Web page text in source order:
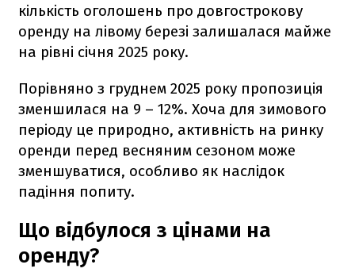
кількість оголошень про довгострокову
оренду на лівому березі залишалася майже
на рівні січня 2025 року.
Порівняно з груднем 2025 року пропозиція
зменшилася на 9 – 12%. Хоча для зимового
періоду це природно, активність на ринку
оренди перед весняним сезоном може
зменшуватися, особливо як наслідок
падіння попиту.
Що відбулося з цінами на
оренду?